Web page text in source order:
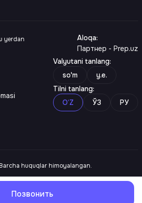
yerdan
Aloqa:
Партнер - Prep.uz
Valyutani tanlang:
so'm
y.e.
Tilni tanlang:
O‘Z
ЎЗ РУ
huquqlar himoyalangan.
Позвонить